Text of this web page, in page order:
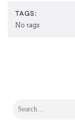
TAGS:
No tags